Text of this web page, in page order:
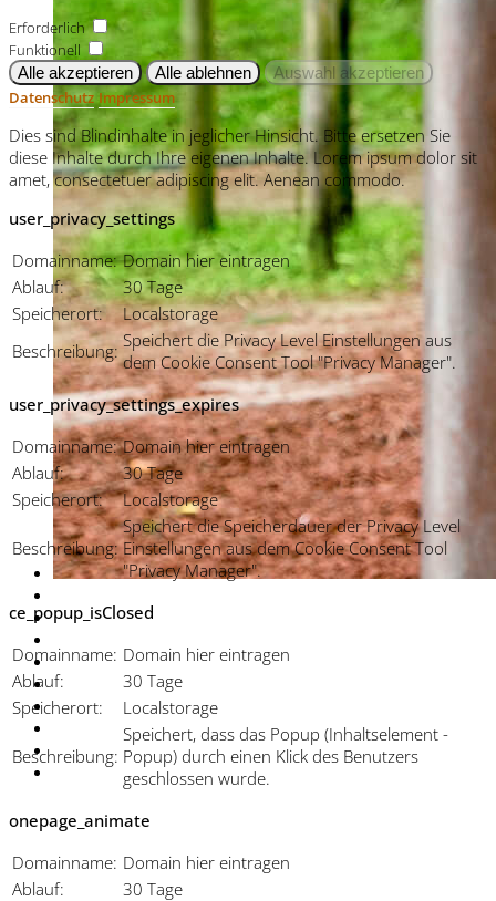
Erforderlich
Funktionell
Datenschutz Impressum
Dies sind Blindinhalte in jeglicher Hinsicht. Bitte ersetzen Sie
diese Inhalte durch Ihre eigenen Inhalte. Lorem ipsum dolor sit
amet, consectetuer adipiscing elit. Aenean commodo.
user_privacy_settings
Domainname: Domain hier eintragen
Ablauf:
30 Tage
Speicherort:
Localstorage
Beschreibung: Speichert die Privacy Level Einstellungen aus
dem Cookie Consent Tool "Privacy Manager".
user_privacy_settings_expires
Domainname: Domain hier eintragen
Ablauf:
30 Tage
Speicherort:
Localstorage
Beschreibung:
Speichert die Speicherdauer der Privacy Level
Einstellungen aus dem Cookie Consent Tool
"Privacy Manager".
ce_popup_isClosed
Domainname: Domain hier eintragen
Ablauf:
30 Tage
Speicherort:
Localstorage
Beschreibung:
Speichert, dass das Popup (Inhaltselement -
Popup) durch einen Klick des Benutzers
geschlossen wurde.
onepage_animate
Domainname: Domain hier eintragen
Ablauf:
30 Tage